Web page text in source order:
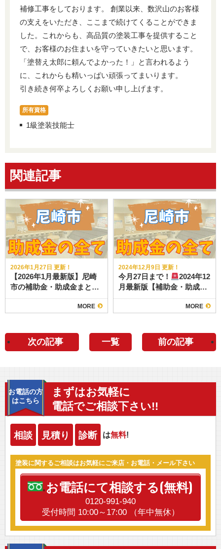
補修工事をしております。 創業以来、数沢山のお客様
の支えをいただき、ここまで続けてくることができま
した。これからも、高品質の塗装工事を提供すること
で、お客様のお住まいを守っていきたいと思います。
「塗替え太郎に頼んでよかった！」と言われるよう
に、これからも精いっぱい頑張ってまいります。
引き続き何卒よろしくお願い申し上げます。
所有資格
1級塗装技能士
関連記事
2026年1月27日 更新！
【2026年1月最新版】尼崎
市の補助金・助成金まとめ
｜外壁塗装・屋根塗装・戸
建てリフォーム・内装工事
MORE
2024年12月9日 更新！
今月27日まで！
2024年12
月最新版【補助金・助成
金】外壁塗装・屋根塗装・
戸建てリフォーム・内装工
MORE
次の記事 一覧 前の記事
お電話の方
はこちら
まずはお気軽に
電話でご相談下さい!!
相談 見積り 診断 は無料!
塗装に関するご相談はお気軽にご来店・お電話・メール下さい
お電話にて相談する(無料)
0120-991-940
受付時間 10:00～17:00 （年中無休）